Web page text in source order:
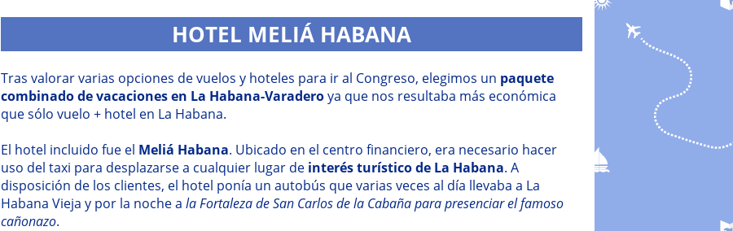
HOTEL MELIÁ HABANA
Tras valorar varias opciones de vuelos y hoteles para ir al Congreso, elegimos un paquete
combinado de vacaciones en La Habana-Varaderoya que nos resultaba más económica
que sólo vuelo + hotel en La Habana.
El hotel incluido fue el Meliá Habana. Ubicado en el centro financiero, era necesario hacer
uso del taxi para desplazarse a cualquier lugar de interés turístico de La Habana. A
disposición de los clientes, el hotel ponía un autobús que varias veces al día llevaba a La
Habana Vieja y por la noche a la Fortaleza de San Carlos de la Cabaña para presenciar el famoso
cañonazo.